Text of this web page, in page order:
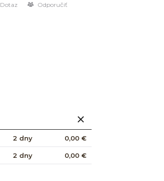
Dotaz Odporučiť
2 dny 0,00 €
2 dny 0,00 €